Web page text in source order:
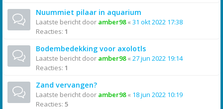
Nuummiet pilaar in aquarium
Laatste bericht door amber98« 31 okt 2022 17:38
Reacties: 1
Bodembedekking voor axolotls
Laatste bericht door amber98« 27 jun 2022 19:14
Reacties: 1
Zand vervangen?
Laatste bericht door amber98« 18 jun 2022 10:19
Reacties: 5